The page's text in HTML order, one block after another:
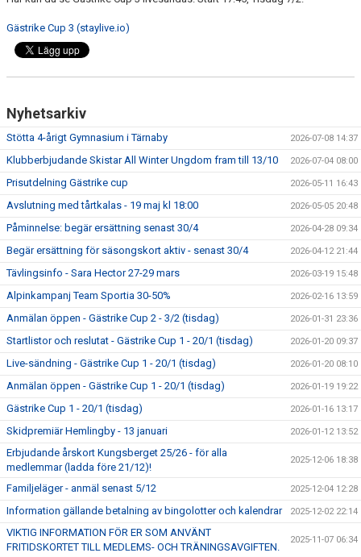
LÄGER
KONTAKT
WEBBSHOP
SNÖLÄGGNING
KIOSKEN
Gästrike Cup 3 (staylive.io)
Nyhetsarkiv
Stötta 4-årigt Gymnasium i Tärnaby 2026-07-08 14:37
Klubberbjudande Skistar All Winter Ungdom fram till 13/10 2026-07-04 08:00
Prisutdelning Gästrike cup 2026-05-11 16:43
Avslutning med tårtkalas - 19 maj kl 18:00 2026-05-05 20:48
Påminnelse: begär ersättning senast 30/4 2026-04-28 09:34
Begär ersättning för säsongskort aktiv - senast 30/4 2026-04-12 21:44
Tävlingsinfo - Sara Hector 27-29 mars 2026-03-19 15:48
Alpinkampanj Team Sportia 30-50% 2026-02-16 13:59
Anmälan öppen - Gästrike Cup 2 - 3/2 (tisdag) 2026-01-31 23:36
Startlistor och reslutat - Gästrike Cup 1 - 20/1 (tisdag) 2026-01-20 09:37
Live-sändning - Gästrike Cup 1 - 20/1 (tisdag) 2026-01-20 08:10
Anmälan öppen - Gästrike Cup 1 - 20/1 (tisdag) 2026-01-19 19:22
Gästrike Cup 1 - 20/1 (tisdag) 2026-01-16 13:17
Skidpremiär Hemlingby - 13 januari 2026-01-12 13:52
Erbjudande årskort Kungsberget 25/26 - för alla
medlemmar (ladda före 21/12)!
2025-12-06 18:38
Familjeläger - anmäl senast 5/12 2025-12-04 12:28
Information gällande betalning av bingolotter och kalendrar 2025-12-02 22:14
VIKTIG INFORMATION FÖR ER SOM ANVÄNT
FRITIDSKORTET TILL MEDLEMS- OCH TRÄNINGSAVGIFTEN.
2025-11-07 06:34